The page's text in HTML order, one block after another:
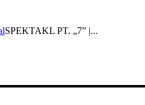
SPEKTAKL PT. „7” |...